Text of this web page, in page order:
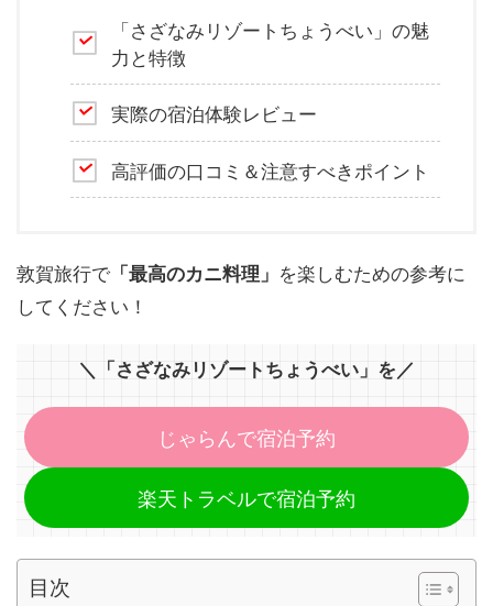
「さざなみリゾートちょうべい」の魅
力と特徴
実際の宿泊体験レビュー
高評価の口コミ＆注意すべきポイント
敦賀旅行で 「最高のカニ料理」 を楽しむための参考に
してください！
＼「さざなみリゾートちょうべい」を／
じゃらんで宿泊予約
楽天トラベルで宿泊予約
目次